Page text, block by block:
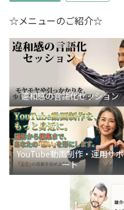
☆メニューのご紹介☆
違和感の言語化セッション
YouTube動画制作・運用サポ
ート